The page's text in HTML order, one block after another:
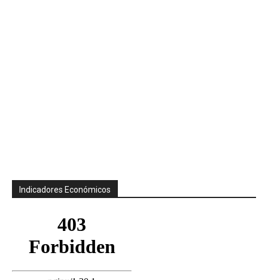
Indicadores Económicos